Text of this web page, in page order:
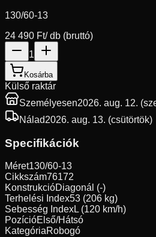
130/60-13
24 490 Ft/ db (bruttó)
1
Kosárba
Külső raktár
Személyesen2026. aug. 12.
Nálad2026. aug. 13. (csütörtök)
Specifikációk
Méret130/60-13
Cikkszám76172
KonstrukcióDiagonál (-)
Terhelési Index53 (206 kg)
Sebesség IndexL (120 km/h)
PozícióElső/Hátsó
KategóriaRobogó